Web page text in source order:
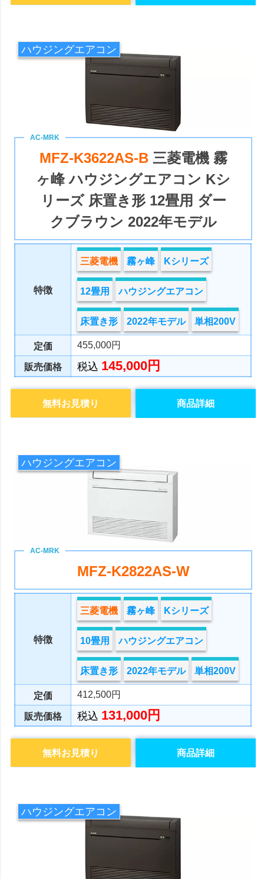
ハウジングエアコン
MFZ-K3622AS-B 三菱電機 霧
ヶ峰 ハウジングエアコン Kシ
リーズ 床置き形 12畳用 ダー
クブラウン 2022年モデル
特徴
三菱電機 霧ヶ峰 Kシリーズ
12畳用 ハウジングエアコン
床置き形 2022年モデル 単相200V
定価 455,000円
販売価格 税込 145,000円
商品詳細
無料お見積り
ハウジングエアコン
MFZ-K2822AS-W
特徴
三菱電機 霧ヶ峰 Kシリーズ
10畳用 ハウジングエアコン
床置き形 2022年モデル 単相200V
定価 412,500円
販売価格 税込 131,000円
商品詳細
無料お見積り
ハウジングエアコン